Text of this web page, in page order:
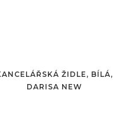
ŽIDLE, BÍLÁ,
DARISA NEW